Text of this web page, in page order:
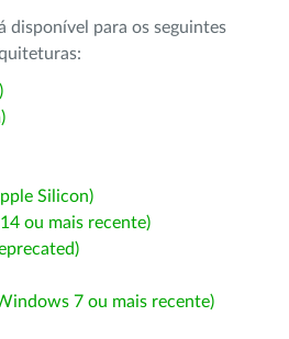
disponível para os seguintes
Silicon)
ou mais recente)
7 ou mais recente)